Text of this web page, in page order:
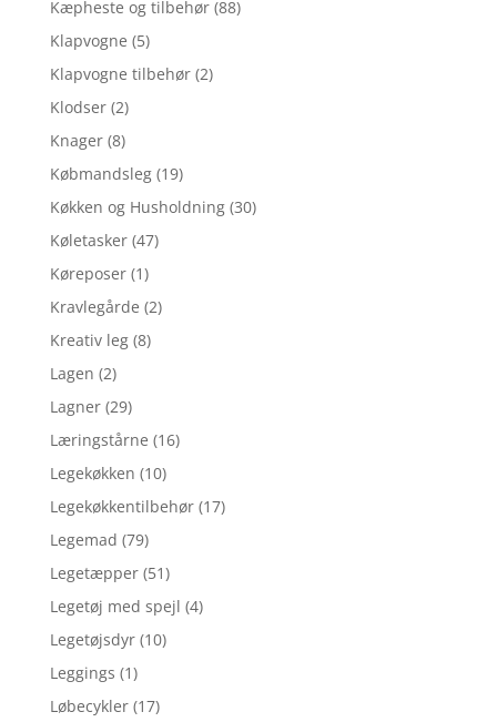
Kæpheste og tilbehør (88)
Klapvogne (5)
Klapvogne tilbehør (2)
Klodser (2)
Knager (8)
Købmandsleg (19)
Køkken og Husholdning (30)
Køletasker (47)
Køreposer (1)
Kravlegårde (2)
Kreativ leg (8)
Lagen (2)
Lagner (29)
Læringstårne (16)
Legekøkken (10)
Legekøkkentilbehør (17)
Legemad (79)
Legetæpper (51)
Legetøj med spejl (4)
Legetøjsdyr (10)
Leggings (1)
Løbecykler (17)